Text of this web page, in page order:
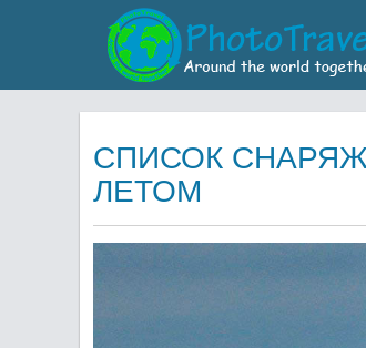
СПИСОК
ЛЕТОМ